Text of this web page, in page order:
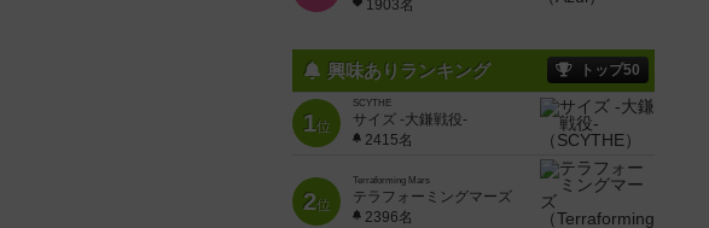
1903名
興味ありランキング トップ50
1位
SCYTHE
サイズ -大鎌戦役-
2415名
2位
Terraforming Mars
テラフォーミングマーズ
2396名